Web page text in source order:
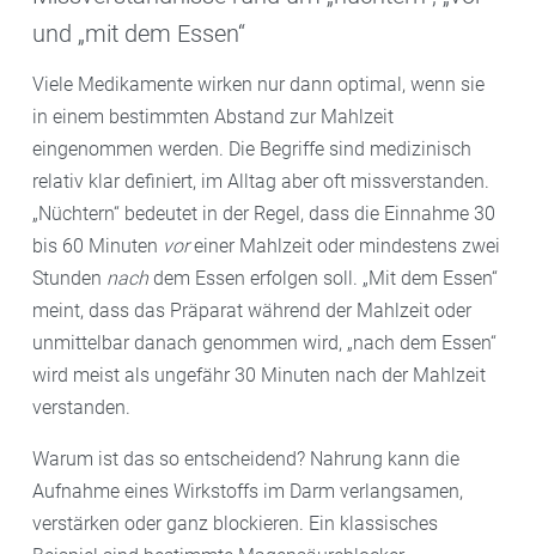
und „mit dem Essen“
Viele Medikamente wirken nur dann optimal, wenn sie
in einem bestimmten Abstand zur Mahlzeit
eingenommen werden. Die Begriffe sind medizinisch
relativ klar definiert, im Alltag aber oft missverstanden.
„Nüchtern“ bedeutet in der Regel, dass die Einnahme 30
bis 60 Minuten voreiner Mahlzeit oder mindestens zwei
Stunden nach dem Essen erfolgen soll. „Mit dem Essen“
meint, dass das Präparat während der Mahlzeit oder
unmittelbar danach genommen wird, „nach dem Essen“
wird meist als ungefähr 30 Minuten nach der Mahlzeit
verstanden.
Warum ist das so entscheidend? Nahrung kann die
Aufnahme eines Wirkstoffs im Darm verlangsamen,
verstärken oder ganz blockieren. Ein klassisches